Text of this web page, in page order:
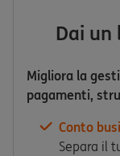
Dai un
Migliora la
pagamenti,
Conto
Separa il